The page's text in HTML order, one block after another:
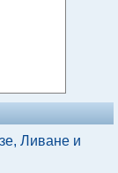
Ливане и